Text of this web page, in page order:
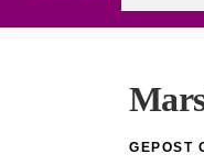
GEPOST